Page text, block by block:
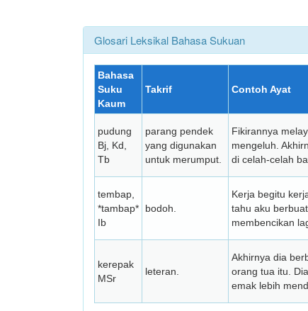
Glosari Leksikal Bahasa Sukuan
Bahasa
Suku
Kaum
Takrif Contoh Ayat
pudung
Bj, Kd,
Tb
parang pendek
yang digunakan
untuk merumput.
Fikirannya
mengeluh.
di celah-celah
tembap,
*tambap*
Ib
bodoh.
Kerja begitu
tahu aku
membencikan
kerepak
MSr
leteran.
Akhirnya dia
orang tua itu.
emak lebih